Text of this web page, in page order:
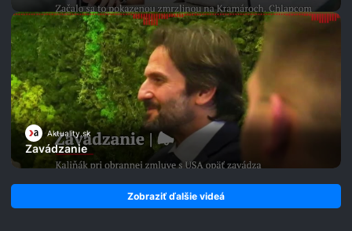
Aktuality.sk
Zavádzanie
Zobraziť ďalšie videá